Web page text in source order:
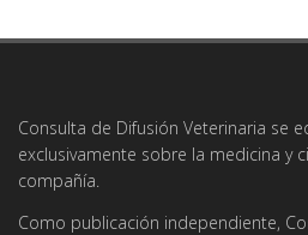
Consulta de Difusión Veterinaria se
exclusivamente sobre la medicina y
compañía.
Como publicación independiente,